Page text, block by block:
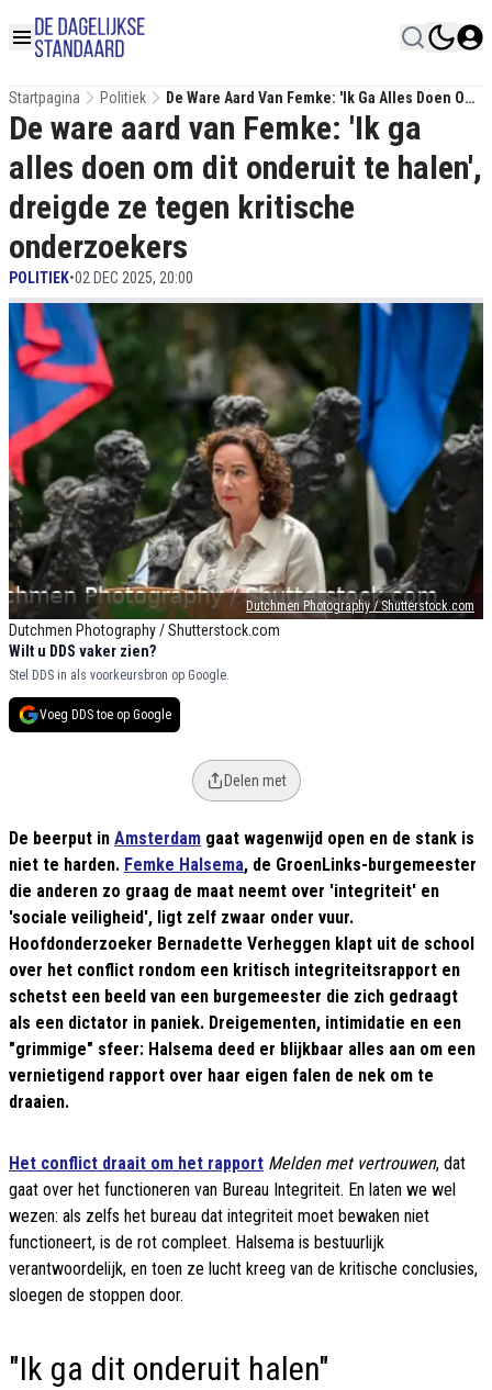
Startpagina Politiek
De Ware Aard Van Femke: 'Ik Ga Alles Doen Om
Dit Onderuit Te Halen', Dreigde Ze Tegen
Kritische Onderzoekers
Dutchmen Photography / Shutterstock.com
Dutchmen Photography / Shutterstock.com
De ware aard van Femke: 'Ik ga
alles doen om dit onderuit te halen',
dreigde ze tegen kritische
onderzoekers
POLITIEK•02 DEC 2025, 20:00
Wilt u DDS vaker zien?
Stel DDS in als voorkeursbron op Google.
Voeg DDS toe op Google
Delen met
De beerput in Amsterdam gaat wagenwijd open en de stank is
niet te harden. Femke Halsema, de GroenLinks-burgemeester
die anderen zo graag de maat neemt over 'integriteit' en
'sociale veiligheid', ligt zelf zwaar onder vuur.
Hoofdonderzoeker Bernadette Verheggen klapt uit de school
over het conflict rondom een kritisch integriteitsrapport en
schetst een beeld van een burgemeester die zich gedraagt
als een dictator in paniek. Dreigementen, intimidatie en een
"grimmige" sfeer: Halsema deed er blijkbaar alles aan om een
vernietigend rapport over haar eigen falen de nek om te
draaien.
Het conflict draait om het rapport Melden met vertrouwen, dat
gaat over het functioneren van Bureau Integriteit. En laten we wel
wezen: als zelfs het bureau dat integriteit moet bewaken niet
functioneert, is de rot compleet. Halsema is bestuurlijk
verantwoordelijk, en toen ze lucht kreeg van de kritische conclusies,
sloegen de stoppen door.
"Ik ga dit onderuit halen"